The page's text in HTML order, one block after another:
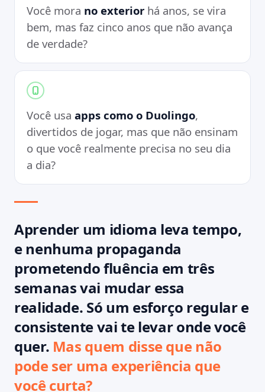
Você mora no exterior há anos, se vira
bem, mas faz cinco anos que não avança
de verdade?
Você usa apps como o Duolingo,
divertidos de jogar, mas que não ensinam
o que você realmente precisa no seu dia
a dia?
Aprender um idioma leva tempo,
e nenhuma propaganda
prometendo fluência em três
semanas vai mudar essa
realidade. Só um esforço regular e
consistente vai te levar onde você
quer. Mas quem disse que não
pode ser uma experiência que
você curta?